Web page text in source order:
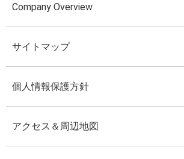
Company Overview
サイトマップ
個人情報保護方針
アクセス＆周辺地図